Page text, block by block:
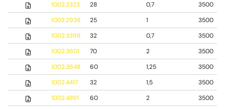
1002.2323
28 0,7
3500
1002.2938
25 1
3500
1002.3398
32 0,7
3500
1002.3601
70 2
3500
1002.3648
60 1,25
3500
1002.4417
32 1,5
3500
1002.4891
60 2
3500